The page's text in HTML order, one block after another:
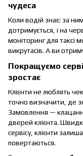
чудеса
Коли водій знає: за
дотримується, і на
моніторинг для таксі
викрутасів. А ви
Покращуємо
зростає
Клієнти не люблять
точно визначити, де
Замовлення —
дверей клієнта.
сервісу, клієнти
повертаються.